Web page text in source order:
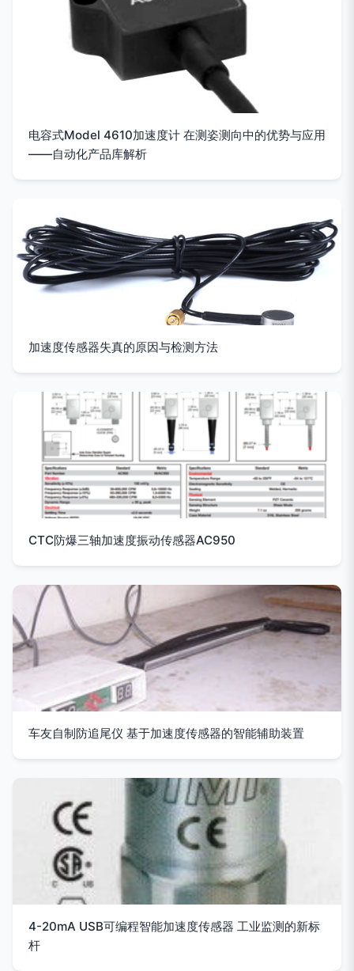
电容式Model 4610加速度计 在测姿测向中的优势与应用
——自动化产品库解析
加速度传感器失真的原因与检测方法
CTC防爆三轴加速度振动传感器AC950
车友自制防追尾仪 基于加速度传感器的智能辅助装置
4-20mA USB可编程智能加速度传感器 工业监测的新标
杆